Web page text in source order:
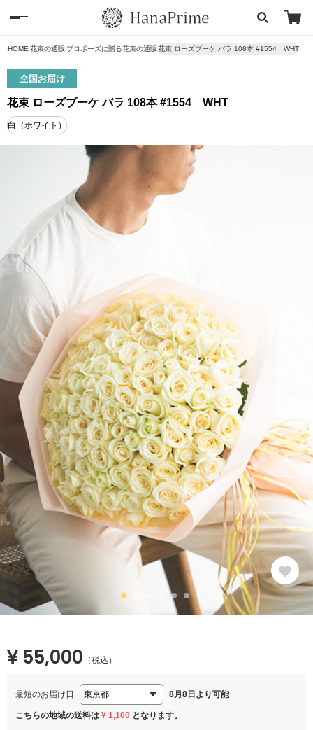
HOME 花束の通販 プロポーズに贈る花束の通販花束 ローズブーケ バラ 108本 #1554 WHT
全国お届け
花束 ローズブーケ バラ 108本 #1554 WHT
白（ホワイト）
¥ 55,000 （税込）
最短のお届け日 8月8日より可能
こちらの地域の送料は ¥ 1,100 となります。